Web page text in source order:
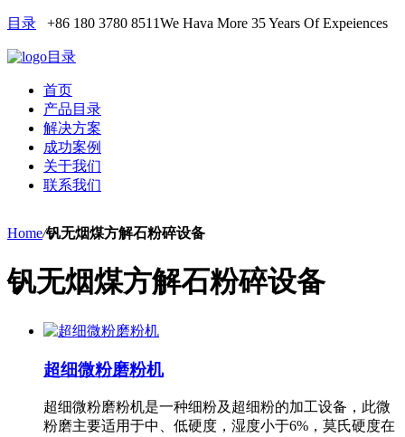
目录 +86 180 3780 8511We Hava More 35 Years Of Expeiences
目录
首页
产品目录
解决方案
成功案例
关于我们
联系我们
Home/钒无烟煤方解石粉碎设备
钒无烟煤方解石粉碎设备
超细微粉磨粉机
超细微粉磨粉机是一种细粉及超细粉的加工设备，此微
粉磨主要适用于中、低硬度，湿度小于6%，莫氏硬度在